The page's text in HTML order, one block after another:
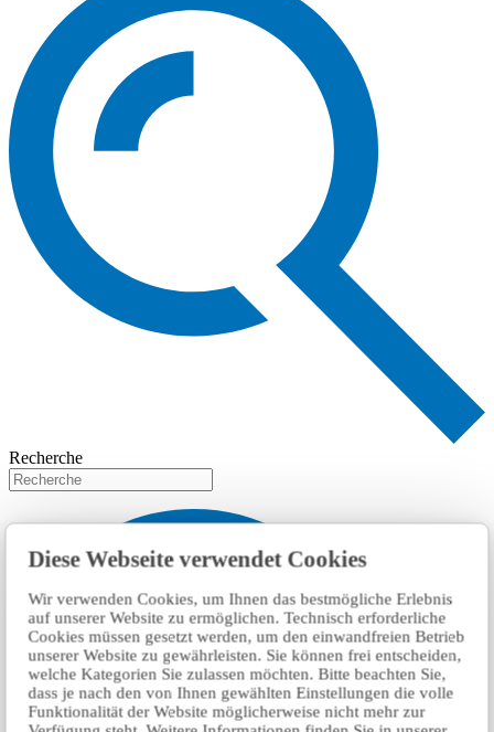
Diese Webseite verwendet Cookies
Wir verwenden Cookies, um Ihnen das bestmögliche Erlebnis
auf unserer Website zu ermöglichen. Technisch erforderliche
Cookies müssen gesetzt werden, um den einwandfreien Betrieb
unserer Website zu gewährleisten. Sie können frei entscheiden,
welche Kategorien Sie zulassen möchten. Bitte beachten Sie,
dass je nach den von Ihnen gewählten Einstellungen die volle
Funktionalität der Website möglicherweise nicht mehr zur
Recherche